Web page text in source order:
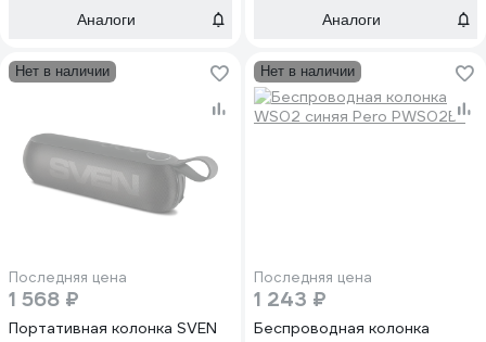
1200mAh, черная PF_D0353
Аналоги Аналоги
Нет в наличии
Последняя цена
1 568 ₽
Портативная колонка SVEN
Нет в наличии
Последняя цена
1 243 ₽
Беспроводная колонка